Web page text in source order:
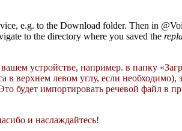
e.g. to the Download folder. Then in
to the directory where you saved the
устройстве, например. в папку
в верхнем левом углу, если
будет импортировать речевой файл в
и наслаждайтесь!